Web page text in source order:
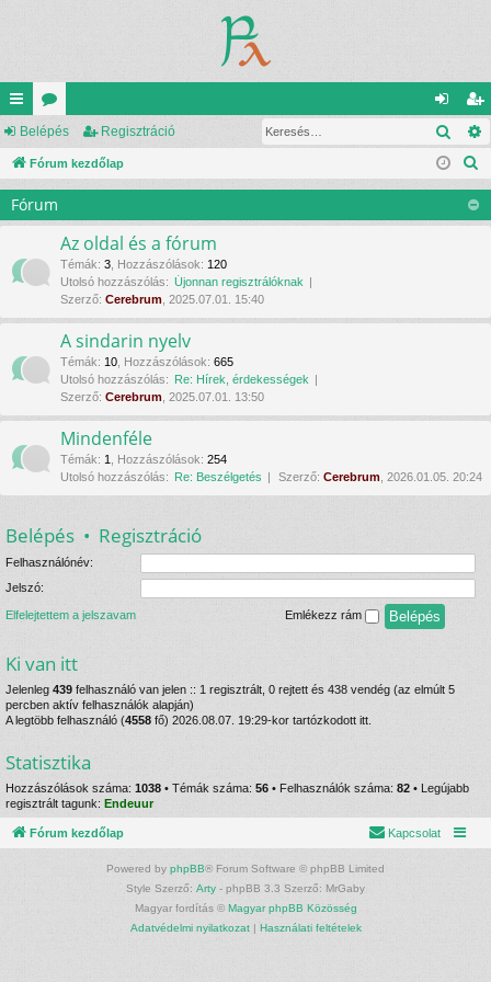
yo
rs
lin
ke
k
ór
u
ok
el
ép
eg
is
ztr
ác
Belépés Regisztráció
Fórum kezdőlap
Fórum
Az oldal és a fórum
Témák: 3 Hozzászólások: 120
Utolsó hozzászólás: Újonnan regisztrálóknak
Szerző: Cerebrum , 2025.07.01. 15:40
A sindarin nyelv
Témák: 10 Hozzászólások: 665
Utolsó hozzászólás: Re: Hírek, érdekességek
Szerző: Cerebrum , 2025.07.01. 13:50
Mindenféle
Témák: 1 Hozzászólások: 254
Utolsó hozzászólás: Re: Beszélgetés Szerző: Cerebrum , 2026.01.05. 20:24
Belépés • Regisztráció
Felhasználónév:
Jelszó:
Elfelejtettem a jelszavam Emlékezz rám
Ki van itt
Jelenleg 439 felhasználó van jelen :: 1 regisztrált, 0 rejtett és 438 vendég (az elmúlt 5
percben aktív felhasználók alapján)
A legtöbb felhasználó (4558 fő) 2026.08.07. 19:29-kor tartózkodott itt.
Statisztika
Hozzászólások száma: 1038 • Témák száma: 56 • Felhasználók száma: 82 • Legújabb
regisztrált tagunk: Endeuur
Fórum kezdőlap Kapcsolat
Powered by phpBB® Forum Software © phpBB Limited
Style Szerző: Arty - phpBB 3.3 Szerző: MrGaby
Magyar fordítás © Magyar phpBB Közösség
Adatvédelmi nyilatkozat| Használati feltételek